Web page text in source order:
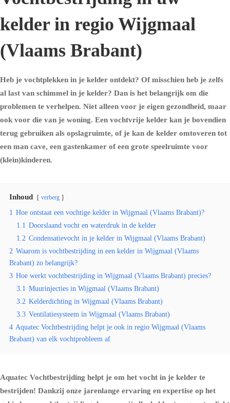
kelder in regio Wijgmaal
(Vlaams Brabant)
Heb je vochtplekken in je kelder ontdekt? Of misschien heb je zelfs
al last van schimmel in je kelder? Dan is het belangrijk om die
problemen te verhelpen. Niet alleen voor je eigen gezondheid, maar
ook voor die van je woning. Een vochtvrije kelder kan je bovendien
terug gebruiken als opslagruimte, of je kan de kelder omtoveren tot
een man cave, een gastenkamer of een grote speelruimte voor
(klein)kinderen.
Inhoud verberg
1 Hoe ontstaat een vochtige kelder in Wijgmaal (Vlaams Brabant)?
1.1 Doorslaand vocht en waterdruk in de kelder
1.2 Condensatievocht in je kelder in Wijgmaal (Vlaams Brabant)
2 Waarom is vochtbestrijding in een kelder in Wijgmaal (Vlaams
Brabant) zo belangrijk?
3 Hoe werkt vochtbestrijding in Wijgmaal (Vlaams Brabant) precies?
3.1 Muurinjecties in Wijgmaal (Vlaams Brabant)
3.2 Kelderdichting in Wijgmaal (Vlaams Brabant)
3.3 Ventilatiesysteem in Wijgmaal (Vlaams Brabant)
4 Aquatec Vochtbestrijding helpt je ook in regio Wijgmaal (Vlaams
Brabant) van elk vochtprobleem af
Aquatec Vochtbestrijding helpt je om het vocht in je kelder te
bestrijden! Dankzij onze jarenlange ervaring en expertise op het